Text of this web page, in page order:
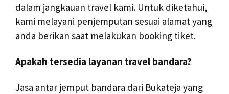
dalam jangkauan travel kami. Untuk diketahui,
kami melayani penjemputan sesuai alamat yang
anda berikan saat melakukan booking tiket.
Apakah tersedia layanan travel bandara?
Jasa antar jemput bandara dari Bukateja yang